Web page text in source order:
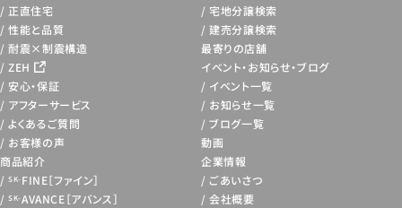
正直住宅
性能と品質
耐震×制震構造
ZEH
安心・保証
アフターサービス
よくあるご質問
お客様の声
商品紹介
SK-FINE［ファイン］
SK-AVANCE［アバンス］
宅地分譲検索
建売分譲検索
最寄りの店舗
イベント・お知らせ・ブログ
イベント一覧
お知らせ一覧
ブログ一覧
動画
企業情報
ごあいさつ
会社概要